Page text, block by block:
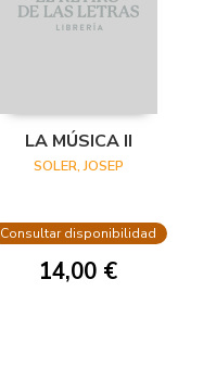
LA MÚSICA II
SOLER, JOSEP
Consultar disponibilidad
14,00 €